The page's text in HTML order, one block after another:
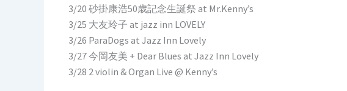
3/20 砂掛康浩50歳記念生誕祭 at Mr.Kenny’s
3/25 大友玲子 at jazz inn LOVELY
3/26 ParaDogs at Jazz Inn Lovely
3/27 今岡友美 + Dear Blues at Jazz Inn Lovely
3/28 2 violin & Organ Live @ Kenny’s